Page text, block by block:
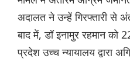
अदालत ने उन्हें गिरफ्तारी से
बाद में, डॉ इनामुर रहमान को
प्रदेश उच्च न्यायालय द्वारा